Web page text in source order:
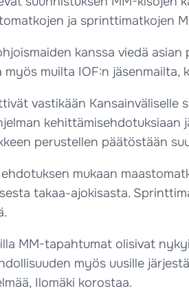
ja sprinttimatkojen
kanssa viedä
myös muilta IOF:n
vastikään Kansainväliselle
kehittämisehdotuksiaan
perustellen päätöstään
mukaan
takaa-ajokisasta.
MM-tapahtumat olisivat
myös uusille
Ilomäki korostaa.